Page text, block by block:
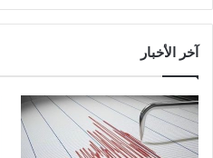
آخر الأخبار